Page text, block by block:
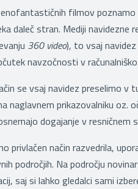
filmov poznamo
daleč stran. Mediji navidezne
360 video), to vsaj
navzočnosti v
se vsaj navidez preselimo v
naglavnem prikazovalniku oz.
dogajanje v resničnem
privlačen način razvedrila,
področjih. Na področju
saj si lahko gledalci sami